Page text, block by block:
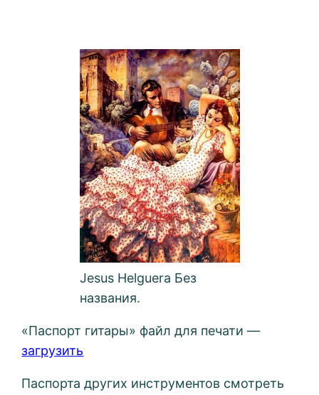
Jesus Helguera Без
названия.
«Паспорт гитары» файл для печати —
загрузить
Паспорта других инструментов смотреть